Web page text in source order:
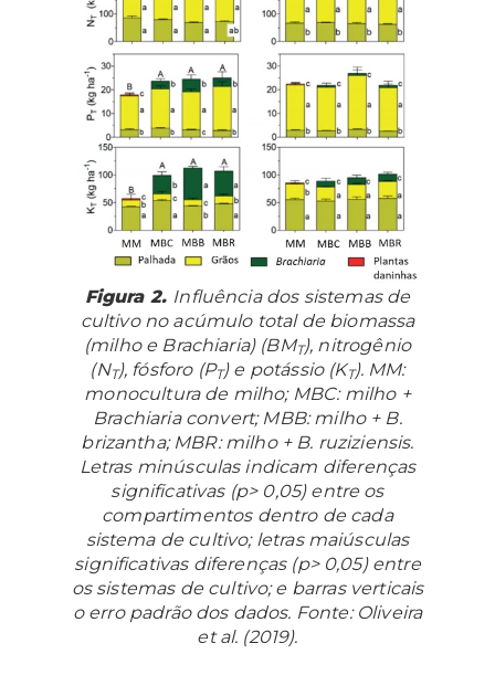
Figura 2. Influência dos sistemas de
cultivo no acúmulo total de biomassa
(milho e Brachiaria) (BMT), nitrogênio
(NT), fósforo (PT) e potássio (KT). MM:
monocultura de milho; MBC: milho +
Brachiaria convert; MBB: milho + B.
brizantha; MBR: milho + B. ruziziensis.
Letras minúsculas indicam diferenças
significativas (p> 0,05) entre os
compartimentos dentro de cada
sistema de cultivo; letras maiúsculas
significativas diferenças (p> 0,05) entre
os sistemas de cultivo; e barras verticais
o erro padrão dos dados. Fonte: Oliveira
et al. (2019).